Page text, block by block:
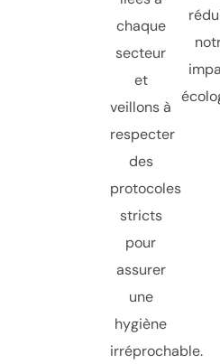
chaque
secteur
et
veillons à
respecter
des
protocoles
stricts
pour
assurer
une
hygiène
irréprochable.